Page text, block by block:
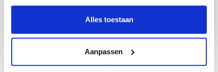
Alles toestaan
Aanpassen